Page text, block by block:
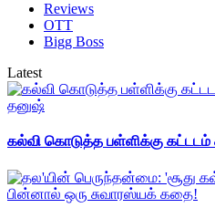
Reviews
OTT
Bigg Boss
Latest
கல்வி கொடுத்த பள்ளிக்கு கட்டடம்